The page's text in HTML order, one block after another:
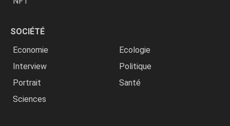
SOCIÉTÉ
Economie
Ecologie
Interview
Politique
Portrait
Santé
Sciences